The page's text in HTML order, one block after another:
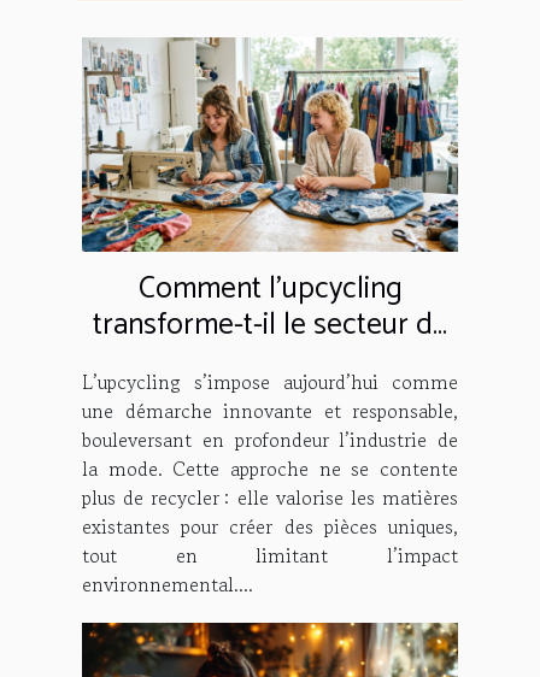
Comment l'upcycling
transforme-t-il le secteur de
la mode ?
L’upcycling s’impose aujourd’hui comme
une démarche innovante et responsable,
bouleversant en profondeur l’industrie de
la mode. Cette approche ne se contente
plus de recycler : elle valorise les matières
existantes pour créer des pièces uniques,
tout en limitant l’impact
environnemental....